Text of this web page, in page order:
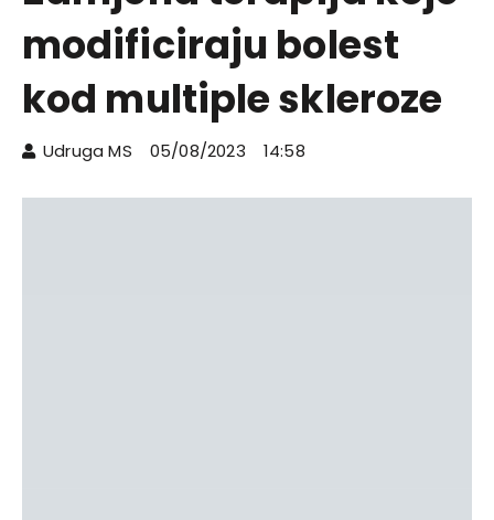
modificiraju bolest
kod multiple skleroze
Udruga MS 05/08/2023 14:58